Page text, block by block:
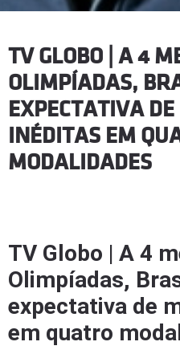
TV GLOBO | A 4
OLIMPÍADAS,
EXPECTATIVA
INÉDITAS EM
MODALIDADES
TV Globo | A 4
Olimpíadas,
expectativa de
em quatro